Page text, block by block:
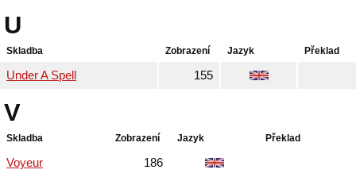
U
Skladba Zobrazení Jazyk Překlad
Under A Spell 155
V
Skladba Zobrazení Jazyk Překlad
Voyeur 186